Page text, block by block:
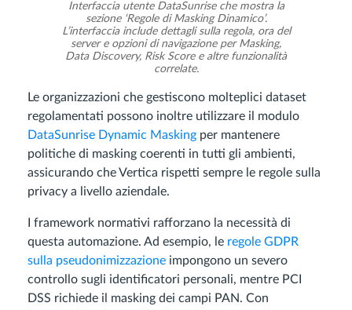
Interfaccia utente DataSunrise che mostra la
sezione ‘Regole di Masking Dinamico’.
L’interfaccia include dettagli sulla regola, ora del
server e opzioni di navigazione per Masking,
Data Discovery, Risk Score e altre funzionalità
correlate.
Le organizzazioni che gestiscono molteplici dataset
regolamentati possono inoltre utilizzare il modulo
DataSunrise Dynamic Masking per mantenere
politiche di masking coerenti in tutti gli ambienti,
assicurando che Vertica rispetti sempre le regole sulla
privacy a livello aziendale.
I framework normativi rafforzano la necessità di
questa automazione. Ad esempio, le regole GDPR
sulla pseudonimizzazione impongono un severo
controllo sugli identificatori personali, mentre PCI
DSS richiede il masking dei campi PAN. Con